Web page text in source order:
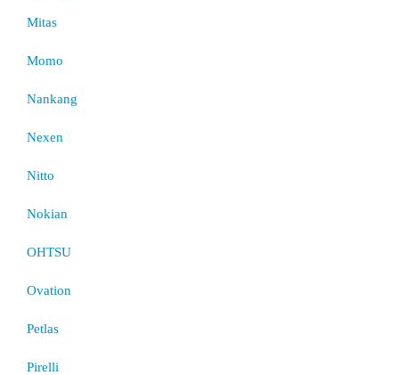
Mitas
Momo
Nankang
Nexen
Nitto
Nokian
OHTSU
Ovation
Petlas
Pirelli